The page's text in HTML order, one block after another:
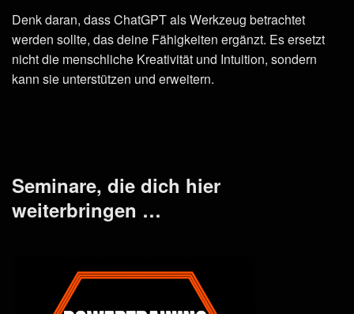
Denk daran, dass ChatGPT als Werkzeug betrachtet
werden sollte, das deine Fähigkeiten ergänzt. Es ersetzt
nicht die menschliche Kreativität und Intuition, sondern
kann sie unterstützen und erweitern.
Seminare, die dich hier
weiterbringen …